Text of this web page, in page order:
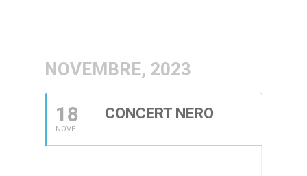
NOVEMBRE, 2023
18
NOVE
CONCERT NERO